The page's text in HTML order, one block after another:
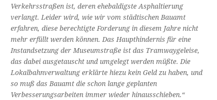
Verkehrsstraßen ist, deren ehebaldigste Asphaltierung
verlangt. Leider wird, wie wir vom städtischen Bauamt
erfahren, diese berechtigte Forderung in diesem Jahre nicht
mehr erfüllt werden können. Das Haupthindernis für eine
Instandsetzung der Museumstraße ist das Tramwaygeleise,
das dabei ausgetauscht und umgelegt werden müßte. Die
Lokalbahnverwaltung erklärte hiezu kein Geld zu haben, und
so muß das Bauamt die schon lange geplanten
Verbesserungsarbeiten immer wieder hinausschieben.“